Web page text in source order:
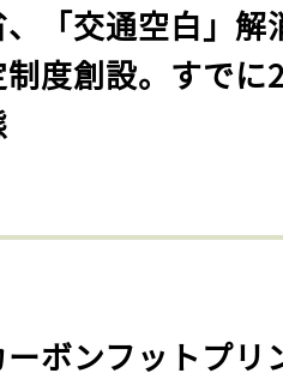
、「交通空白」解
度創設。すでに
ーボンフットプリ